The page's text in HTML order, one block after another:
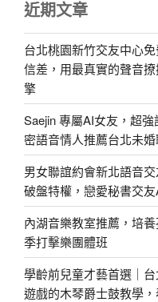
近期文章
台北桃園新竹交友中心
信差，用最真實的聲音
擎
Saejin 專屬AI女友，超
密語音情人推薦台北未
男女聯誼約會新北語音
破盤特權，戀愛秘書交
內湖音樂教室推薦，培
季打擊樂團體班
學齡前兒童才藝首選｜
遊戲的木琴爵士鼓教學